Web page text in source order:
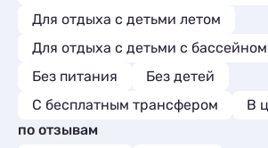
Для отдыха с детьми летом
Для отдыха с детьми с бассейном
Без питания
Без детей
С бесплатным трансфером
В
по отзывам